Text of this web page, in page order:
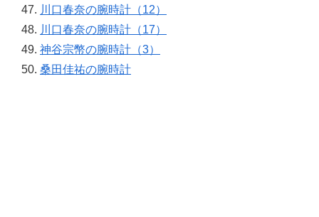
川口春奈の腕時計（12）
川口春奈の腕時計（17）
神谷宗幣の腕時計（3）
桑田佳祐の腕時計